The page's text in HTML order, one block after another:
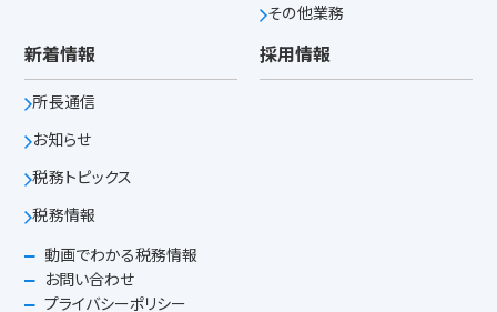
その他業務
新着情報
所長通信
お知らせ
税務トピックス
税務情報
採用情報
動画でわかる税務情報
お問い合わせ
プライバシーポリシー